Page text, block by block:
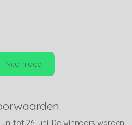
Neem deel
tot 26 juni. De winnaars worden